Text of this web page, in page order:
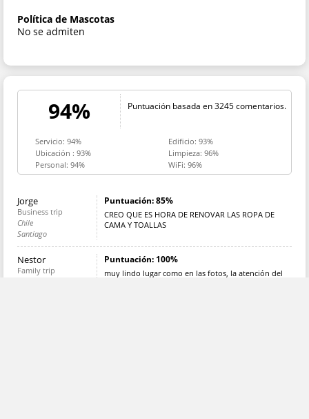
Política de Mascotas
No se admiten
94% Puntuación basada en 3245 comentarios.
Servicio: 94%
Ubicación : 93%
Personal: 94%
Edificio: 93%
Limpieza: 96%
WiFi: 96%
Jorge
Business trip
Chile
Santiago
Puntuación: 85%
CREO QUE ES HORA DE RENOVAR LAS ROPA DE
CAMA Y TOALLAS
Nestor
Family trip
Puntuación: 100%
muy lindo lugar como en las fotos, la atención del